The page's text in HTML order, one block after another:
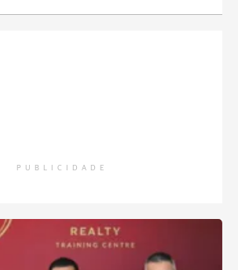
PUBLICIDADE